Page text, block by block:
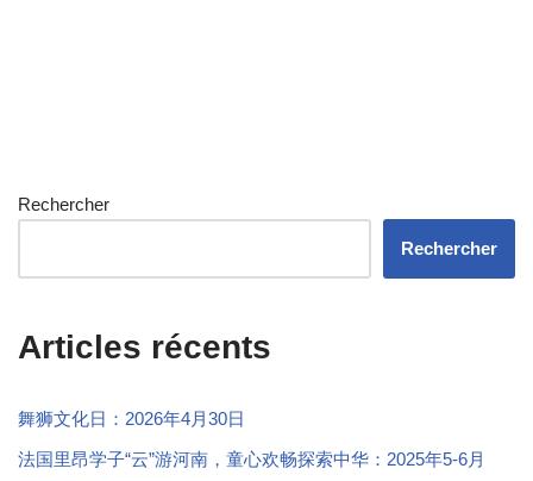
Rechercher
Rechercher
Articles récents
舞狮文化日：2026年4月30日
法国里昂学子“云”游河南，童心欢畅探索中华：2025年5-6月